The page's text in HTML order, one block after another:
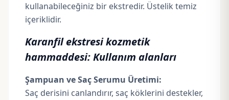
kullanabileceğiniz bir ekstredir. Üstelik temiz
içeriklidir.
Karanfil ekstresi kozmetik
hammaddesi: Kullanım alanları
Şampuan ve Saç Serumu Üretimi:
Saç derisini canlandırır, saç köklerini destekler,